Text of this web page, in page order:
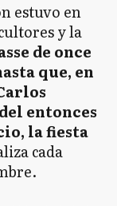
estuvo en
y la
de once
que, en
entonces
la fiesta
cada